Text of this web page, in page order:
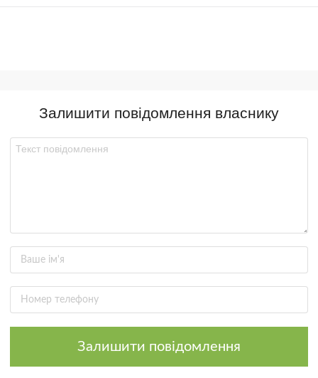
Залишити повідомлення власнику
Залишити повідомлення